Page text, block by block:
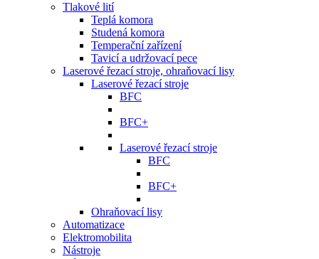
Tlakové lití
Teplá komora
Studená komora
Temperační zařízení
Tavicí a udržovací pece
Laserové řezací stroje, ohraňovací lisy
Laserové řezací stroje
BFC
BFC+
Laserové řezací stroje
BFC
BFC+
Ohraňovací lisy
Automatizace
Elektromobilita
Nástroje